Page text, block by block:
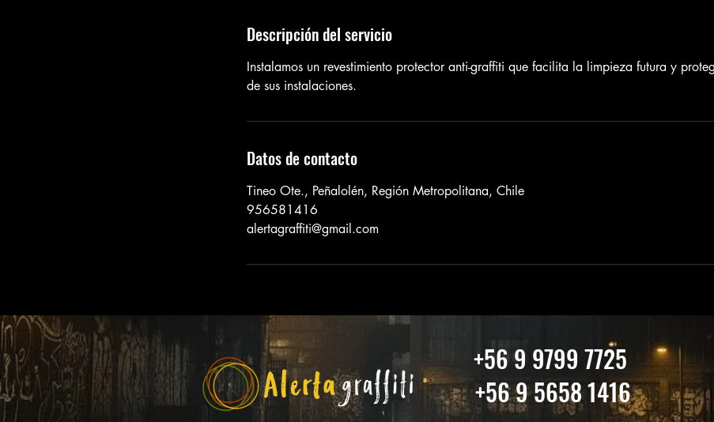
Descripción del servicio
Instalamos un revestimiento protector anti-graffiti que facilita la limpieza futura y
de sus instalaciones.
Datos de contacto
Tineo Ote., Peñalolén, Región Metropolitana, Chile
956581416
alertagraffiti@gmail.com
+56 9 9799 7725
+56 9 5658 1416